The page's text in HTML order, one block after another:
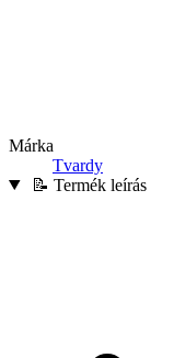
Márka
Tvardy
📝 Termék leírás